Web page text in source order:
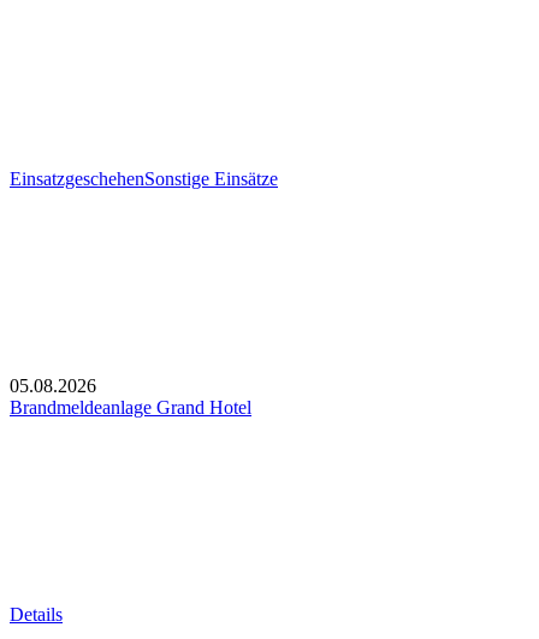
EinsatzgeschehenSonstige Einsätze
05.08.2026
Brandmeldeanlage Grand Hotel
Details